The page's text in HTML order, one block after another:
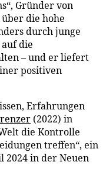
Gründer von
die hohe
durch junge
die
– und er liefert
positiven
Erfahrungen
(2022) in
die Kontrolle
treffen“, ein
2024 in der Neuen